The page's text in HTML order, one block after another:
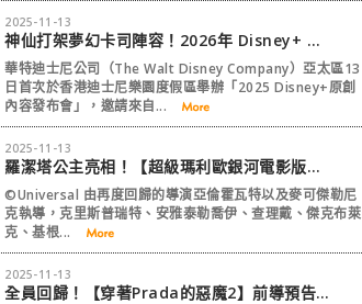
2025-11-13
神仙打架夢幻卡司陣容！2026年 Disney+ 話題影集必追片單搶先看
華特迪士尼公司（The Walt Disney Company）亞太區13
日首次於香港迪士尼樂園度假區舉辦「2025 Disney+原創
內容發布會」，邀請來自...
2025-11-13
羅潔塔公主亮相！【超級瑪利歐銀河電影版】首支預告曝光
©Universal 由再度回歸的導演亞倫霍瓦特以及麥可傑勒尼
克執導，克里斯普瑞特、安雅泰勒喬伊、查理戴、傑克布萊
克、基根...
2025-11-13
全員回歸！【穿著Prada的惡魔2】前導預告曝光！⁣